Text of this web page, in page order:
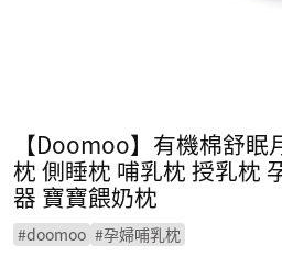
【Doomoo】有機棉舒
枕 側睡枕 哺乳枕 授乳枕
器 寶寶餵奶枕
#doomoo #孕婦哺乳枕